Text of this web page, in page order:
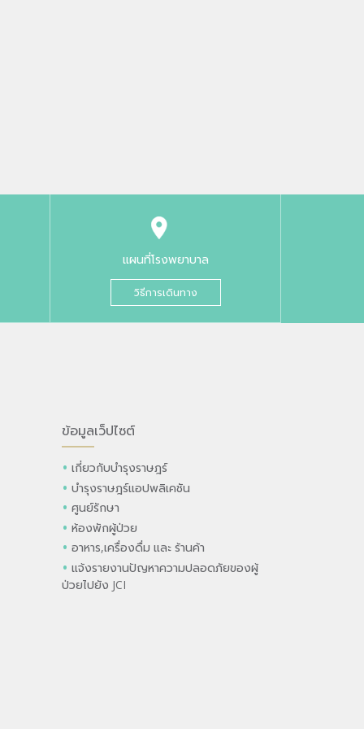
แผนที่โรงพยาบาล
วิธีการเดินทาง
ข้อมูลเว็ปไซต์
เกี่ยวกับบำรุงราษฎร์
บำรุงราษฎร์แอปพลิเคชัน
ศูนย์รักษา
ห้องพักผู้ป่วย
อาหาร,เครื่องดื่ม และ ร้านค้า
แจ้งรายงานปัญหาความปลอดภัยของผู้
ป่วยไปยัง JCI